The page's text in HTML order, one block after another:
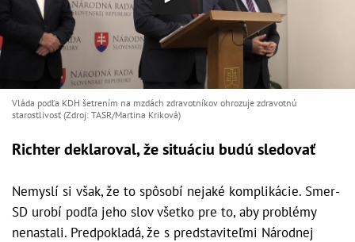
Vláda podľa KDH šetrením na mzdách zdravotníkov ohrozuje zdravotnú
starostlivosť (Zdroj: TASR/Martina Kriková)
Richter deklaroval, že situáciu budú sledovať
Nemyslí si však, že to spôsobí nejaké komplikácie. Smer-
SD urobí podľa jeho slov všetko pre to, aby problémy
nenastali. Predpokladá, že s predstaviteľmi Národnej